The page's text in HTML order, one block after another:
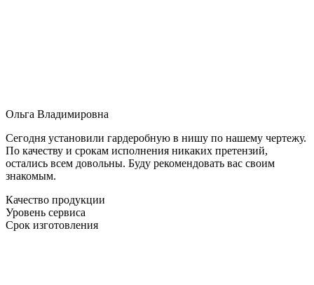
Ольга Владимировна
Сегодня установили гардеробную в нишу по нашему чертежу.
По качеству и срокам исполнения никаких претензий,
остались всем довольны. Буду рекомендовать вас своим
знакомым.
Качество продукции
Уровень сервиса
Срок изготовления